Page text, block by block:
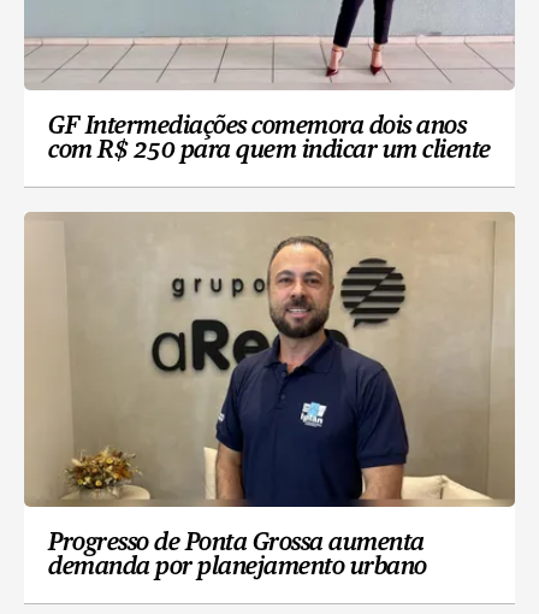
GF Intermediações comemora dois anos
com R$ 250 para quem indicar um cliente
Progresso de Ponta Grossa aumenta
demanda por planejamento urbano